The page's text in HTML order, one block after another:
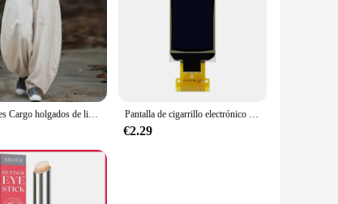
Pantalones Cargo holgados de lino y algodón para mujer, ropa elegante de cintura elástica, Estilo Vintage, holgada e informal, de pierna ancha y larga, de gran tamaño Pantalla de cigarrillo electrónico de 1,3 pulgadas, serie SPI, 13P, blanca, OLED, WISMEC, RX Gen 3, pantalla Dual, Mod, pantalla Vertical, controlador SH1107, 64x128, Puerto IIC
€2.29